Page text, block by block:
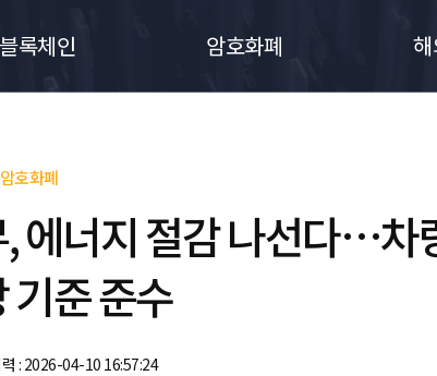
블록체인 암호화폐
암호화폐
에너지 절감 나선다…차
기준 준수
: 2026-04-10 16:57:24